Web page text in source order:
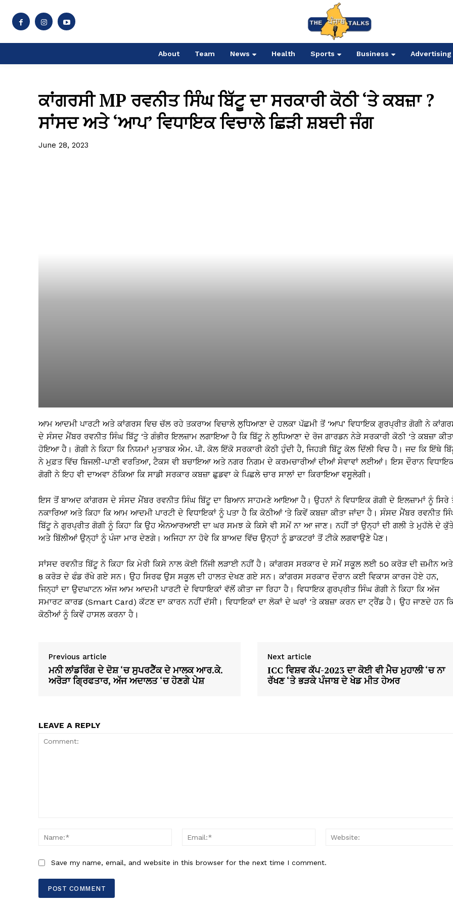
About Team News Health Sports Business Advertising
ਕਾਂਗਰਸੀ MP ਰਵਨੀਤ ਸਿੰਘ ਬਿੱਟੂ ਦਾ ਸਰਕਾਰੀ ਕੋਠੀ ‘ਤੇ ਕਬਜ਼ਾ ?
ਸਾਂਸਦ ਅਤੇ ‘ਆਪ’ ਵਿਧਾਇਕ ਵਿਚਾਲੇ ਛਿੜੀ ਸ਼ਬਦੀ ਜੰਗ
June 28, 2023
ਆਮ ਆਦਮੀ ਪਾਰਟੀ ਅਤੇ ਕਾਂਗਰਸ ਵਿਚ ਚੱਲ ਰਹੇ ਤਕਰਾਅ ਵਿਚਾਲੇ ਲੁਧਿਆਣਾ ਦੇ ਹਲਕਾ ਪੱਛਮੀ ਤੋਂ ‘ਆਪ’ ਵਿਧਾਇਕ ਗੁਰਪ੍ਰੀਤ ਗੋਗੀ ਨੇ
ਦੇ ਸੰਸਦ ਮੈਂਬਰ ਰਵਨੀਤ ਸਿੰਘ ਬਿੱਟੂ ‘ਤੇ ਗੰਭੀਰ ਇਲਜ਼ਾਮ ਲਗਾਇਆ ਹੈ ਕਿ ਬਿੱਟੂ ਨੇ ਲੁਧਿਆਣਾ ਦੇ ਰੋਜ ਗਾਰਡਨ ਨੇੜੇ ਸਰਕਾਰੀ ਕੋਠੀ ‘ਤੇ ਕਬਜ਼ਾ
ਹੋਇਆ ਹੈ। ਗੋਗੀ ਨੇ ਕਿਹਾ ਕਿ ਨਿਯਮਾਂ ਮੁਤਾਬਕ ਐਮ. ਪੀ. ਕੋਲ ਇੱਕੋ ਸਰਕਾਰੀ ਕੋਠੀ ਹੁੰਦੀ ਹੈ, ਜਿਹੜੀ ਬਿੱਟੂ ਕੋਲ ਦਿੱਲੀ ਵਿਚ ਹੈ। ਜਦ ਕਿ ਇੱਥੇ
ਨੇ ਮੁਫ਼ਤ ਵਿੱਚ ਬਿਜਲੀ-ਪਾਣੀ ਵਰਤਿਆ, ਟੈਕਸ ਵੀ ਬਚਾਇਆ ਅਤੇ ਨਗਰ ਨਿਗਮ ਦੇ ਕਰਮਚਾਰੀਆਂ ਦੀਆਂ ਸੇਵਾਵਾਂ ਲਈਆਂ। ਇਸ ਦੌਰਾਨ
ਗੋਗੀ ਨੇ ਇਹ ਵੀ ਦਾਅਵਾ ਠੋਕਿਆ ਕਿ ਸਾਡੀ ਸਰਕਾਰ ਕਬਜ਼ਾ ਛੁਡਵਾ ਕੇ ਪਿਛਲੇ ਚਾਰ ਸਾਲਾਂ ਦਾ ਕਿਰਾਇਆ ਵਸੂਲੇਗੀ।
ਇਸ ਤੋਂ ਬਾਅਦ ਕਾਂਗਰਸ ਦੇ ਸੰਸਦ ਮੈਂਬਰ ਰਵਨੀਤ ਸਿੰਘ ਬਿੱਟੂ ਦਾ ਬਿਆਨ ਸਾਹਮਣੇ ਆਇਆ ਹੈ। ਉਹਨਾਂ ਨੇ ਵਿਧਾਇਕ ਗੋਗੀ ਦੇ ਇਲਜ਼ਾਮਾਂ ਨੂੰ ਸਿਰੇ
ਨਕਾਰਿਆ ਅਤੇ ਕਿਹਾ ਕਿ ਆਮ ਆਦਮੀ ਪਾਰਟੀ ਦੇ ਵਿਧਾਇਕਾਂ ਨੂੰ ਪਤਾ ਹੈ ਕਿ ਕੋਠੀਆਂ ‘ਤੇ ਕਿਵੇਂ ਕਬਜ਼ਾ ਕੀਤਾ ਜਾਂਦਾ ਹੈ। ਸੰਸਦ ਮੈਂਬਰ ਰਵਨੀਤ
ਬਿੱਟੂ ਨੇ ਗੁਰਪ੍ਰੀਤ ਗੋਗੀ ਨੂੰ ਕਿਹਾ ਕਿ ਉਹ ਐਨਆਰਆਈ ਦਾ ਘਰ ਸਮਝ ਕੇ ਕਿਸੇ ਵੀ ਸਮੇਂ ਨਾ ਆ ਜਾਣ। ਨਹੀਂ ਤਾਂ ਉਨ੍ਹਾਂ ਦੀ ਗਲੀ ਤੇ ਮੁਹੱਲੇ ਦੇ
ਅਤੇ ਬਿੱਲੀਆਂ ਉਨ੍ਹਾਂ ਨੂੰ ਪੰਜਾ ਮਾਰ ਦੇਣਗੇ। ਅਜਿਹਾ ਨਾ ਹੋਵੇ ਕਿ ਬਾਅਦ ਵਿੱਚ ਉਨ੍ਹਾਂ ਨੂੰ ਡਾਕਟਰਾਂ ਤੋਂ ਟੀਕੇ ਲਗਵਾਉਣੇ ਪੈਣ।
ਸਾਂਸਦ ਰਵਨੀਤ ਬਿੱਟੂ ਨੇ ਕਿਹਾ ਕਿ ਮੇਰੀ ਕਿਸੇ ਨਾਲ ਕੋਈ ਨਿੱਜੀ ਲੜਾਈ ਨਹੀਂ ਹੈ। ਕਾਂਗਰਸ ਸਰਕਾਰ ਦੇ ਸਮੇਂ ਸਕੂਲ ਲਈ 50 ਕਰੋੜ ਦੀ ਜ਼ਮੀਨ ਅਤੇ
8 ਕਰੋੜ ਦੇ ਫੰਡ ਰੱਖੇ ਗਏ ਸਨ। ਉਹ ਸਿਰਫ ਉਸ ਸਕੂਲ ਦੀ ਹਾਲਤ ਦੇਖਣ ਗਏ ਸਨ। ਕਾਂਗਰਸ ਸਰਕਾਰ ਦੌਰਾਨ ਕਈ ਵਿਕਾਸ ਕਾਰਜ ਹੋਏ ਹਨ,
ਜਿਨ੍ਹਾਂ ਦਾ ਉਦਘਾਟਨ ਅੱਜ ਆਮ ਆਦਮੀ ਪਾਰਟੀ ਦੇ ਵਿਧਾਇਕਾਂ ਵੱਲੋਂ ਕੀਤਾ ਜਾ ਰਿਹਾ ਹੈ। ਵਿਧਾਇਕ ਗੁਰਪ੍ਰੀਤ ਸਿੰਘ ਗੋਗੀ ਨੇ ਕਿਹਾ ਕਿ ਅੱਜ
ਸਮਾਰਟ ਕਾਰਡ (Smart Card) ਕੱਟਣ ਦਾ ਕਾਰਨ ਨਹੀਂ ਦੱਸੀ। ਵਿਧਾਇਕਾਂ ਦਾ ਲੋਕਾਂ ਦੇ ਘਰਾਂ ‘ਤੇ ਕਬਜ਼ਾ ਕਰਨ ਦਾ ਟ੍ਰੈਂਡ ਹੈ। ਉਹ ਜਾਣਦੇ ਹਨ
ਕੋਠੀਆਂ ਨੂੰ ਕਿਵੇਂ ਹਾਸਲ ਕਰਨਾ ਹੈ।
Previous article
ਮਨੀ ਲਾਂਡਰਿੰਗ ਦੇ ਦੋਸ਼ ‘ਚ ਸੁਪਰਟੈੱਕ ਦੇ ਮਾਲਕ ਆਰ.ਕੇ.
ਅਰੋੜਾ ਗ੍ਰਿਫਤਾਰ, ਅੱਜ ਅਦਾਲਤ ‘ਚ ਹੋਣਗੇ ਪੇਸ਼
Next article
ICC ਵਿਸ਼ਵ ਕੱਪ-2023 ਦਾ ਕੋਈ ਵੀ ਮੈਚ ਮੁਹਾਲੀ ‘ਚ ਨਾ
ਰੱਖਣ ‘ਤੇ ਭੜਕੇ ਪੰਜਾਬ ਦੇ ਖੇਡ ਮੀਤ ਹੇਅਰ
LEAVE A REPLY
Name:*
Email:*
Save my name, email, and website in this browser for the next time I comment.